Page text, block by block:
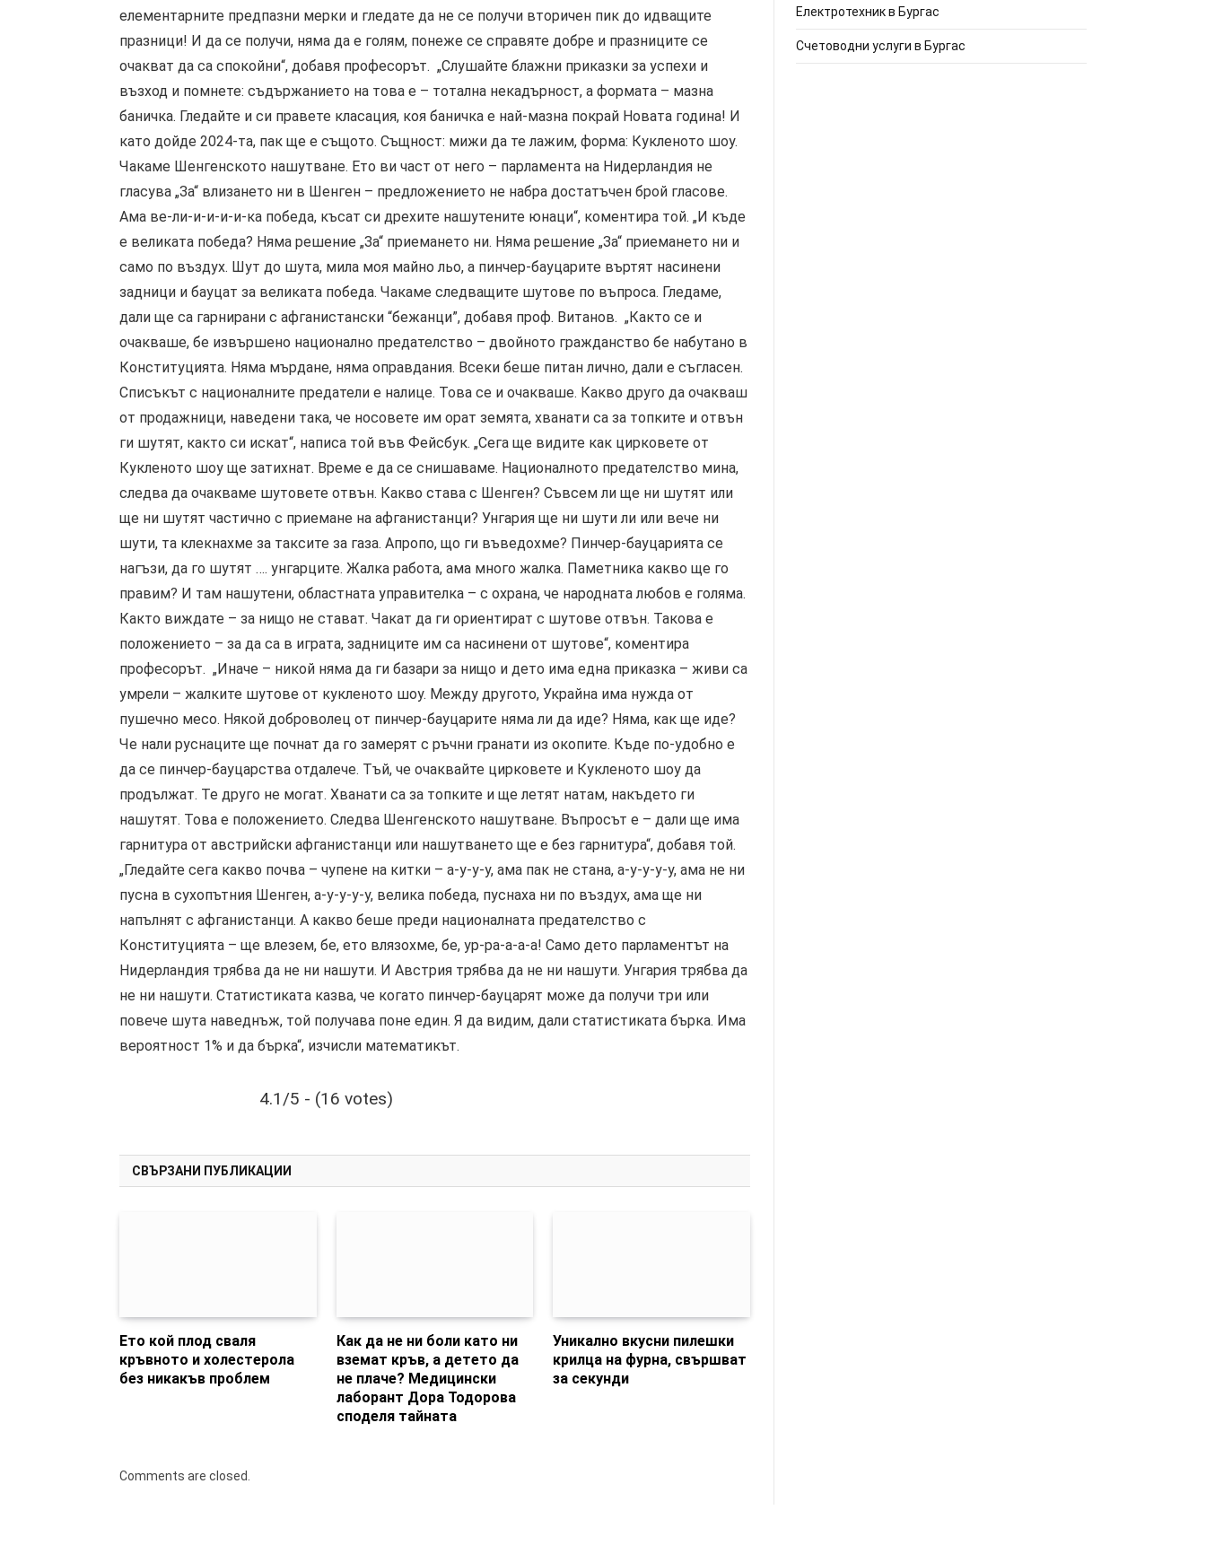
елементарните предпазни мерки и гледате да не се получи вторичен пик до идващите
празници! И да се получи, няма да е голям, понеже се справяте добре и празниците се
очакват да са спокойни“, добавя професорът. „Слушайте блажни приказки за успехи и
възход и помнете: съдържанието на това е – тотална некадърност, а формата – мазна
баничка. Гледайте и си правете класация, коя баничка е най-мазна покрай Новата година! И
като дойде 2024-та, пак ще е същото. Същност: мижи да те лажим, форма: Кукленото шоу.
Чакаме Шенгенското нашутване. Ето ви част от него – парламента на Нидерландия не
гласува „За“ влизането ни в Шенген – предложението не набра достатъчен брой гласове.
Ама ве-ли-и-и-и-и-ка победа, късат си дрехите нашутените юнаци“, коментира той. „И къде
е великата победа? Няма решение „За“ приемането ни. Няма решение „За“ приемането ни и
само по въздух. Шут до шута, мила моя майно льо, а пинчер-бауцарите въртят насинени
задници и бауцат за великата победа. Чакаме следващите шутове по въпроса. Гледаме,
дали ще са гарнирани с афганистански “бежанци”, добавя проф. Витанов. „Както се и
очакваше, бе извършено национално предателство – двойното гражданство бе набутано в
Конституцията. Няма мърдане, няма оправдания. Всеки беше питан лично, дали е съгласен.
Списъкът с националните предатели е налице. Това се и очакваше. Какво друго да очакваш
от продажници, наведени така, че носовете им орат земята, хванати са за топките и отвън
ги шутят, както си искат“, написа той във Фейсбук. „Сега ще видите как цирковете от
Кукленото шоу ще затихнат. Време е да се снишаваме. Националното предателство мина,
следва да очакваме шутовете отвън. Какво става с Шенген? Съвсем ли ще ни шутят или
ще ни шутят частично с приемане на афганистанци? Унгария ще ни шути ли или вече ни
шути, та клекнахме за таксите за газа. Апропо, що ги въведохме? Пинчер-бауцарията се
нагъзи, да го шутят …. унгарците. Жалка работа, ама много жалка. Паметника какво ще го
правим? И там нашутени, областната управителка – с охрана, че народната любов е голяма.
Както виждате – за нищо не стават. Чакат да ги ориентират с шутове отвън. Такова е
положението – за да са в играта, задниците им са насинени от шутове“, коментира
професорът. „Иначе – никой няма да ги базари за нищо и дето има една приказка – живи са
умрели – жалките шутове от кукленото шоу. Между другото, Украйна има нужда от
пушечно месо. Някой доброволец от пинчер-бауцарите няма ли да иде? Няма, как ще иде?
Че нали руснаците ще почнат да го замерят с ръчни гранати из окопите. Къде по-удобно е
да се пинчер-бауцарства отдалече. Тъй, че очаквайте цирковете и Кукленото шоу да
продължат. Те друго не могат. Хванати са за топките и ще летят натам, накъдето ги
нашутят. Това е положението. Следва Шенгенското нашутване. Въпросът е – дали ще има
гарнитура от австрийски афганистанци или нашутването ще е без гарнитура“, добавя той.
„Гледайте сега какво почва – чупене на китки – а-у-у-у, ама пак не стана, а-у-у-у-у, ама не ни
пусна в сухопътния Шенген, а-у-у-у-у, велика победа, пуснаха ни по въздух, ама ще ни
напълнят с афганистанци. А какво беше преди националната предателство с
Конституцията – ще влезем, бе, ето влязохме, бе, ур-ра-а-а-а! Само дето парламентът на
Нидерландия трябва да не ни нашути. И Австрия трябва да не ни нашути. Унгария трябва да
не ни нашути. Статистиката казва, че когато пинчер-бауцарят може да получи три или
повече шута наведнъж, той получава поне един. Я да видим, дали статистиката бърка. Има
вероятност 1% и да бърка“, изчисли математикът.
4.1/5 - (16 votes)
СВЪРЗАНИ ПУБЛИКАЦИИ
Ето кой плод сваля
кръвното и холестерола
без никакъв проблем
Как да не ни боли като ни
вземат кръв, а детето да
не плаче? Медицински
лаборант Дора Тодорова
споделя тайната
Уникално вкусни пилешки
крилца на фурна, свършват
за секунди
Comments are closed.
Електротехник в Бургас
Счетоводни услуги в Бургас